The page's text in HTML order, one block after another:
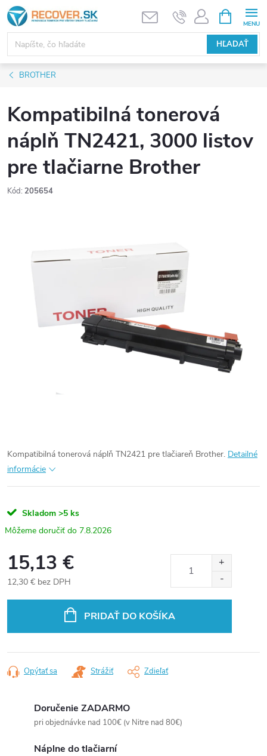
Prejsť
na
obsah
HĽADAŤ
KOŠÍK
BROTHER
Kompatibilná tonerová
náplň TN2421, 3000 listov
pre tlačiarne Brother
Kód: 205654
Kompatibilná tonerová náplň TN2421 pre tlačiareň Brother. Detailné
informácie
Skladom >5 ks
7.8.2026
15,13 €
12,30 € bez DPH
PRIDAŤ DO KOŠÍKA
Opýtať sa Strážiť Zdieľať
Doručenie ZADARMO
pri objednávke nad 100€ (v Nitre nad 80€)
Náplne do tlačiarní